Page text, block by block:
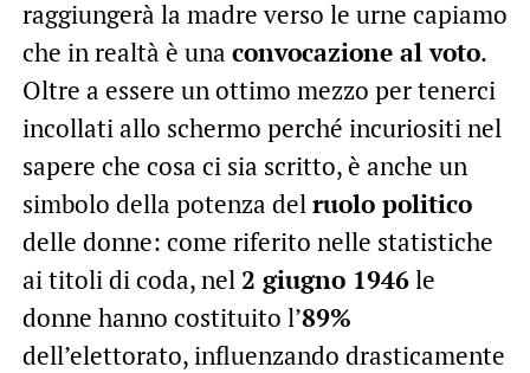
raggiungerà la madre verso le urne capiamo
che in realtà è una convocazione al voto.
Oltre a essere un ottimo mezzo per tenerci
incollati allo schermo perché incuriositi nel
sapere che cosa ci sia scritto, è anche un
simbolo della potenza delruolo politico
delle donne: come riferito nelle statistiche
ai titoli di coda, nel2 giugno 1946le
donne hanno costituito l’89%
dell’elettorato, influenzando drasticamente